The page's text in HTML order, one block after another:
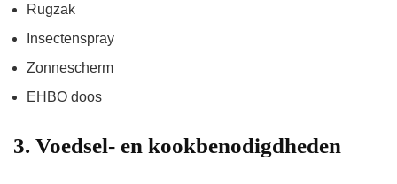
Rugzak
Insectenspray
Zonnescherm
EHBO doos
3. Voedsel- en kookbenodigdheden